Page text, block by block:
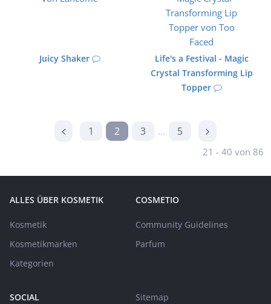
Juicy Shaker
Life's a Festival - Magic
Crystal Transforming Lip
Topper
1 2 3 ... 5
21 - 40 von 86
ALLES ÜBER KOSMETIK
Kosmetik
Kosmetikmarken
Kategorien
COSMETIO
Community Guidelines
Parfum
SOCIAL Sitemap